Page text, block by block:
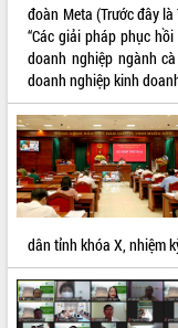
Hội nghị triển khai kết nối
truyền số liệu chuyên dùng
quan Đảng, Nhà nước
Lễ phát động chuỗi hoạt
tay làm sạch môi trường
Xã Ea Kar bước chuyển mình
công tác cải cách hành
mới
UBND tỉnh họp báo định kỳ
Hội thảo khoa học “Giải
phát triển nền kinh tế xanh
Đắk Lắk”
đoàn Meta (Trước đây
“Các giải pháp phục
doanh nghiệp ngành
doanh nghiệp kinh
dân tỉnh khóa X, nhiệm